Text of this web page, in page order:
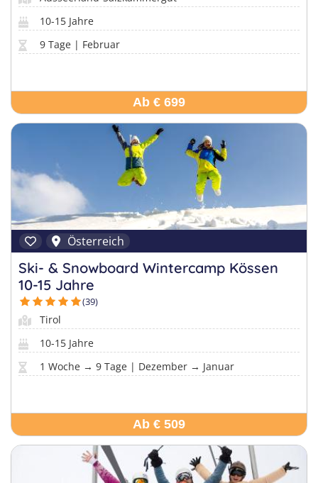
Wallis
Zürich
Italienisch Sprachferien Italien
Sprachferien in Österreich
Holland
USA
10-15 Jahre
9 Tage | Februar
Ab € 699
Österreich
Ski- & Snowboard Wintercamp Kössen
10-15 Jahre
(39)
Tirol
10-15 Jahre
1 Woche → 9 Tage | Dezember → Januar
Ab € 509